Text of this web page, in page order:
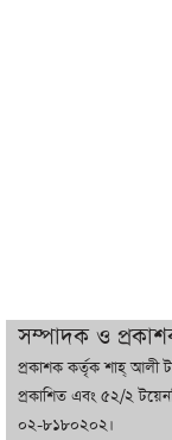
সম্পাদক ও
প্রকাশক কর্তৃক শাহ্ আলী
প্রকাশিত এবং ৫২/২
০২-৮১৮০২০২।